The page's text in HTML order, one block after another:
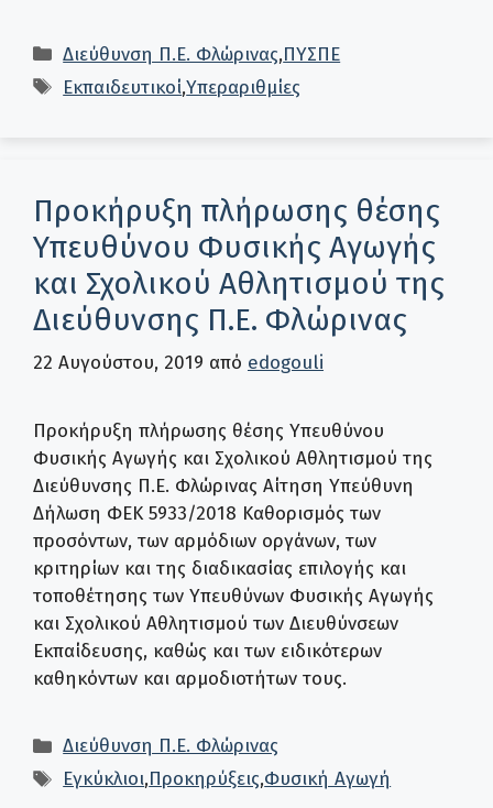
Κατηγορίες
Διεύθυνση Π.Ε. Φλώρινας,ΠΥΣΠΕ
Ετικέτες
Εκπαιδευτικοί,Υπεραριθμίες
Προκήρυξη πλήρωσης θέσης
Υπευθύνου Φυσικής Αγωγής
και Σχολικού Αθλητισμού της
Διεύθυνσης Π.Ε. Φλώρινας
22 Αυγούστου, 2019 από edogouli
Προκήρυξη πλήρωσης θέσης Υπευθύνου
Φυσικής Αγωγής και Σχολικού Αθλητισμού της
Διεύθυνσης Π.Ε. Φλώρινας Αίτηση Υπεύθυνη
Δήλωση ΦΕΚ 5933/2018 Καθορισμός των
προσόντων, των αρμόδιων οργάνων, των
κριτηρίων και της διαδικασίας επιλογής και
τοποθέτησης των Υπευθύνων Φυσικής Αγωγής
και Σχολικού Αθλητισμού των Διευθύνσεων
Εκπαίδευσης, καθώς και των ειδικότερων
καθηκόντων και αρμοδιοτήτων τους.
Κατηγορίες
Διεύθυνση Π.Ε. Φλώρινας
Ετικέτες
Εγκύκλιοι,Προκηρύξεις,Φυσική Αγωγή